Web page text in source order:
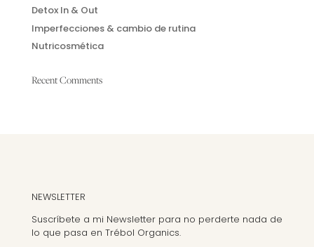
Detox In & Out
Imperfecciones & cambio de rutina
Nutricosmética
Recent Comments
NEWSLETTER
Suscríbete a mi Newsletter para no perderte nada de
lo que pasa en Trébol Organics.